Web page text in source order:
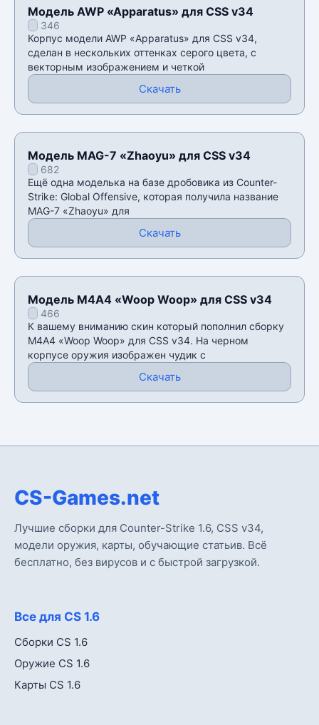
Модель AWP «Apparatus» для CSS v34
346
Корпус модели AWP «Apparatus» для CSS v34,
сделан в нескольких оттенках серого цвета, с
векторным изображением и четкой
Скачать
Модель MAG-7 «Zhaoyu» для CSS v34
682
Ещё одна моделька на базе дробовика из Counter-
Strike: Global Offensive, которая получила название
MAG-7 «Zhaoyu» для
Скачать
Модель М4А4 «Woop Woop» для CSS v34
466
К вашему вниманию скин который пополнил сборку
М4А4 «Woop Woop» для CSS v34. На черном
корпусе оружия изображен чудик с
Скачать
CS-Games.net
Лучшие сборки для Counter-Strike 1.6, CSS v34,
модели оружия, карты, обучающие статьив. Всё
бесплатно, без вирусов и с быстрой загрузкой.
Все для CS 1.6
Сборки CS 1.6
Оружие CS 1.6
Карты CS 1.6